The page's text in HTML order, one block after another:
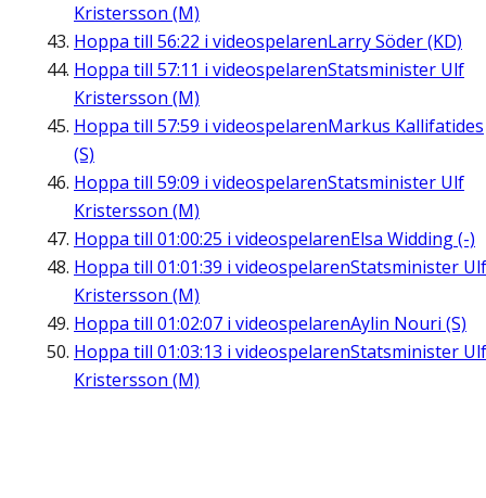
Kristersson (M)
Hoppa till 56:22 i videospelarenLarry Söder (KD)
Hoppa till 57:11 i videospelarenStatsminister Ulf
Kristersson (M)
Hoppa till 57:59 i videospelarenMarkus Kallifatides
(S)
Hoppa till 59:09 i videospelarenStatsminister Ulf
Kristersson (M)
Hoppa till 01:00:25 i videospelarenElsa Widding (-)
Hoppa till 01:01:39 i videospelarenStatsminister Ulf
Kristersson (M)
Hoppa till 01:02:07 i videospelarenAylin Nouri (S)
Hoppa till 01:03:13 i videospelarenStatsminister Ulf
Kristersson (M)